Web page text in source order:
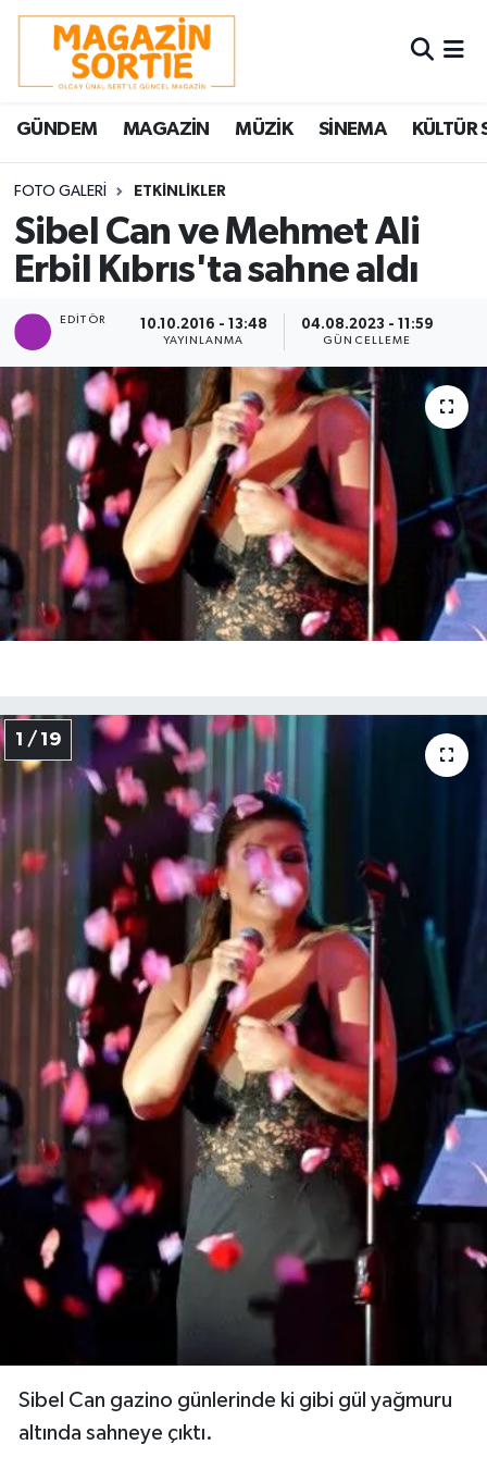
GÜNDEM MAGAZİN MÜZİK SİNEMA KÜLTÜR
FOTO GALERI ETKİNLİKLER
Sibel Can ve Mehmet Ali
Erbil Kıbrıs'ta sahne aldı
EDITÖR 10.10.2016 - 13:48
YAYINLANMA
04.08.2023 - 11:59
GÜNCELLEME
1 / 19
Sibel Can gazino günlerinde ki gibi gül yağmuru
altında sahneye çıktı.
Nöbetçi Eczaneler
Hava Durumu
Trafik Durumu
Süper Lig Puan Durumu ve Fikstür
Haber Arşivi